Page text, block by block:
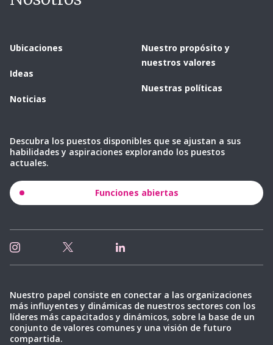
Ubicaciones
Ideas
Noticias
Nuestro propósito y
nuestros valores
Nuestras políticas
Descubra los puestos disponibles que se ajustan a sus
habilidades y aspiraciones explorando los puestos
actuales.
Funciones abiertas
Nuestro papel consiste en conectar a las organizaciones
más influyentes y dinámicas de nuestros sectores con los
líderes más capacitados y dinámicos, sobre la base de un
conjunto de valores comunes y una visión de futuro
compartida.